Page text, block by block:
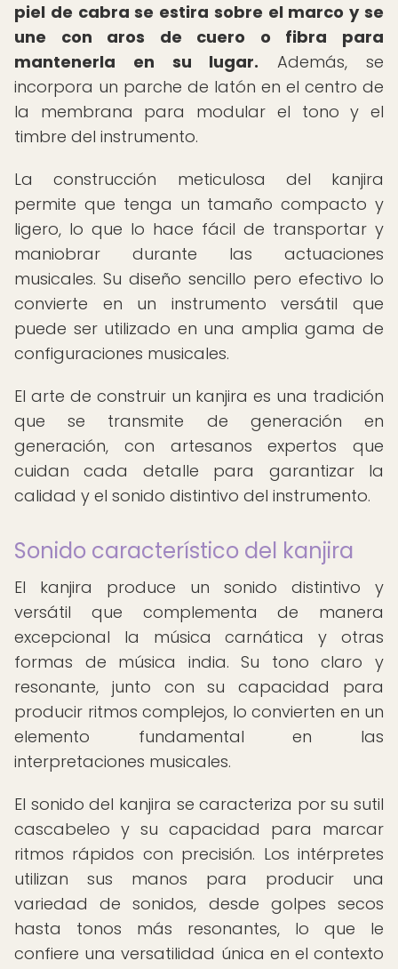
piel de cabra se estira sobre el marco y se
une con aros de cuero o fibra para
mantenerla en su lugar. Además, se
incorpora un parche de latón en el centro de
la membrana para modular el tono y el
timbre del instrumento.
La construcción meticulosa del kanjira
permite que tenga un tamaño compacto y
ligero, lo que lo hace fácil de transportar y
maniobrar durante las actuaciones
musicales. Su diseño sencillo pero efectivo lo
convierte en un instrumento versátil que
puede ser utilizado en una amplia gama de
configuraciones musicales.
El arte de construir un kanjira es una tradición
que se transmite de generación en
generación, con artesanos expertos que
cuidan cada detalle para garantizar la
calidad y el sonido distintivo del instrumento.
Sonido característico del kanjira
El kanjira produce un sonido distintivo y
versátil que complementa de manera
excepcional la música carnática y otras
formas de música india. Su tono claro y
resonante, junto con su capacidad para
producir ritmos complejos, lo convierten en un
elemento fundamental en las
interpretaciones musicales.
El sonido del kanjira se caracteriza por su sutil
cascabeleo y su capacidad para marcar
ritmos rápidos con precisión. Los intérpretes
utilizan sus manos para producir una
variedad de sonidos, desde golpes secos
hasta tonos más resonantes, lo que le
confiere una versatilidad única en el contexto